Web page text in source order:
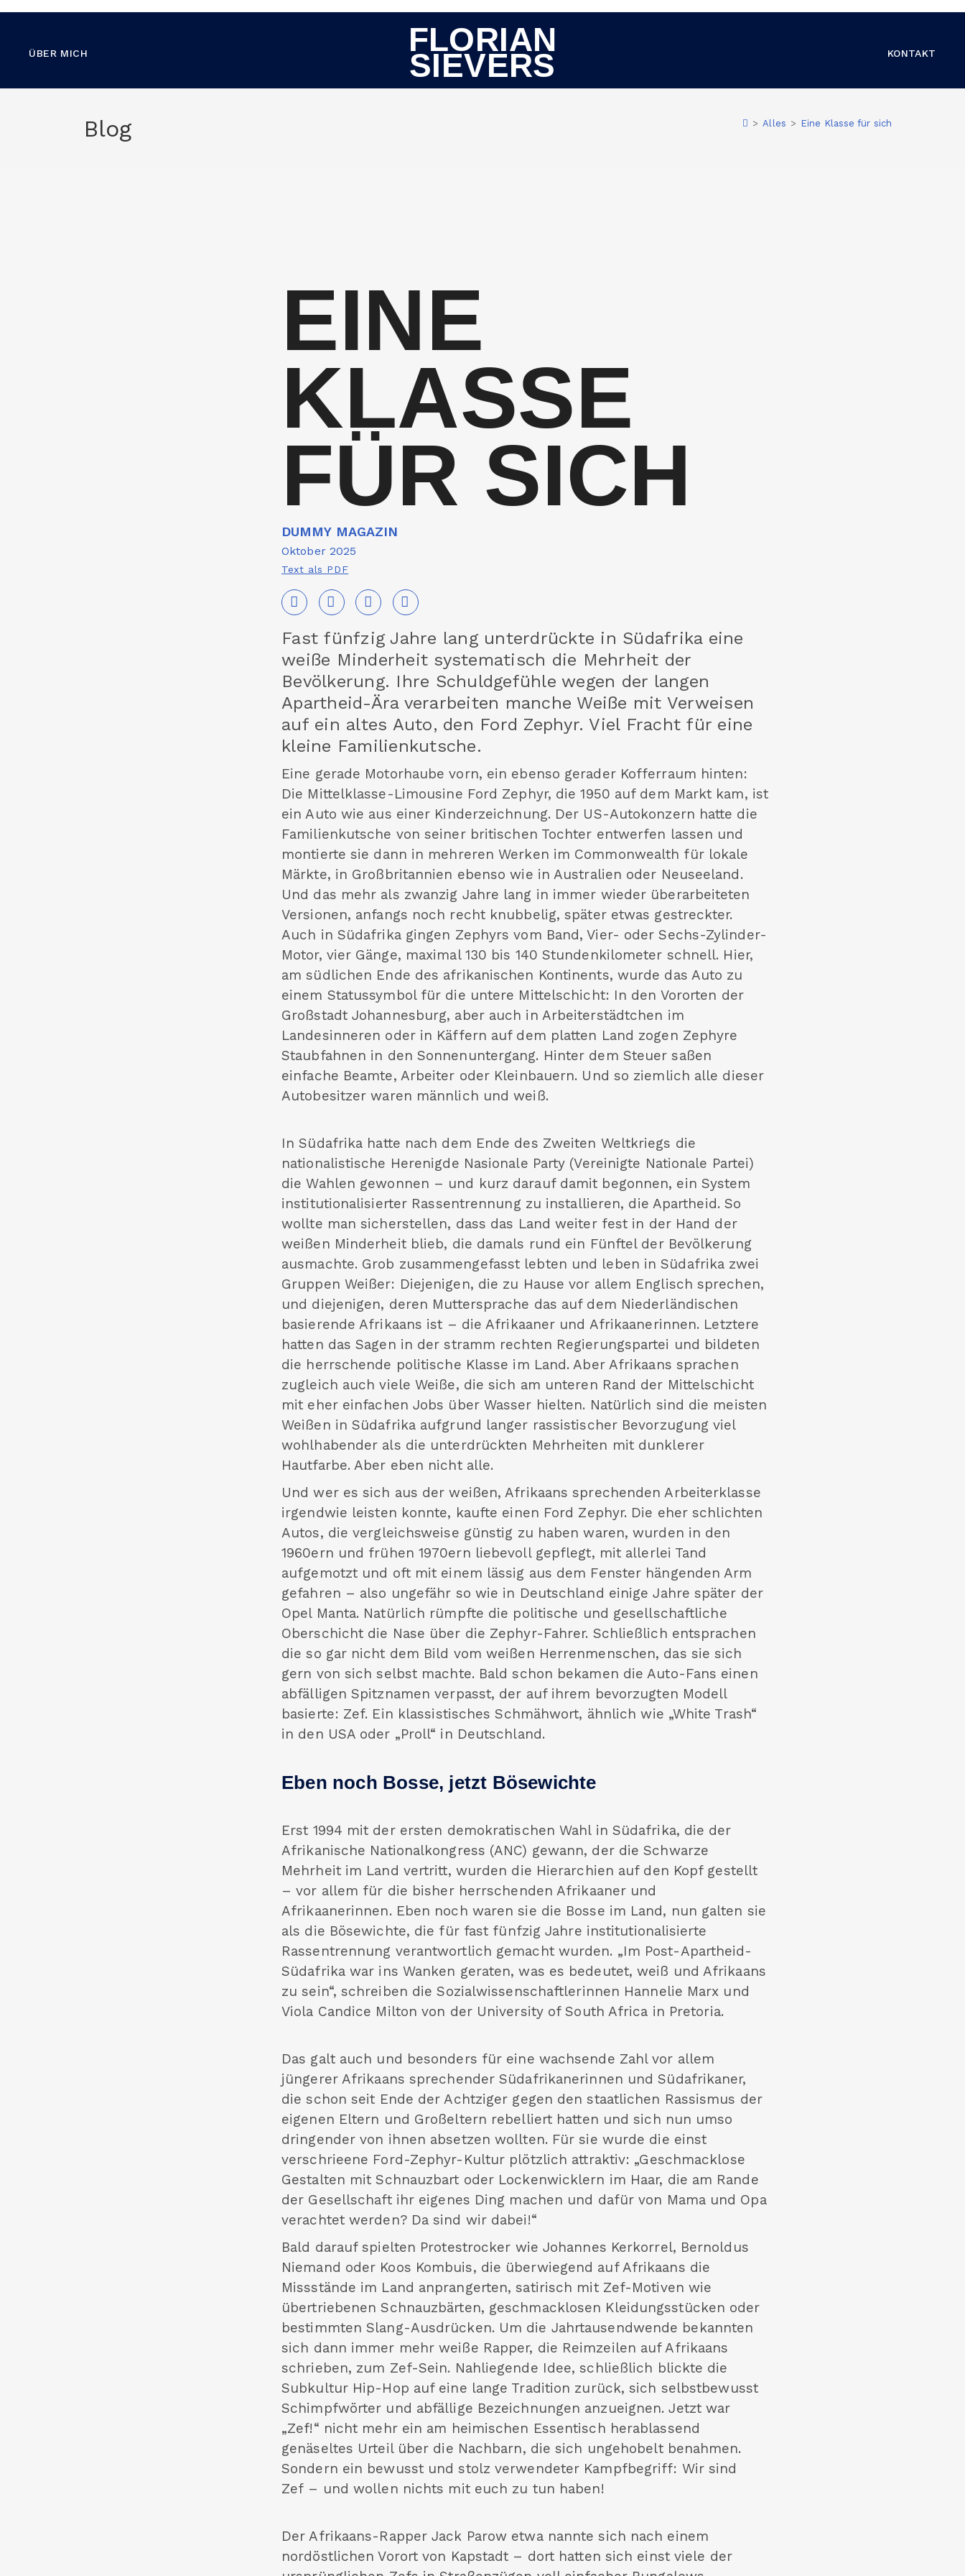
ÜBER MICH FLORIAN
SIEVERS KONTAKT
Blog > Alles > Eine Klasse für sich
EINE
KLASSE
FÜR SICH
DUMMY MAGAZIN
Oktober 2025
Text als PDF
Fast fünfzig Jahre lang unterdrückte in Südafrika eine
weiße Minderheit systematisch die Mehrheit der
Bevölkerung. Ihre Schuldgefühle wegen der langen
Apartheid-Ära verarbeiten manche Weiße mit Verweisen
auf ein altes Auto, den Ford Zephyr. Viel Fracht für eine
kleine Familienkutsche.
Eine gerade Motorhaube vorn, ein ebenso gerader Kofferraum hinten:
Die Mittelklasse-Limousine Ford Zephyr, die 1950 auf dem Markt kam, ist
ein Auto wie aus einer Kinderzeichnung. Der US-Autokonzern hatte die
Familienkutsche von seiner britischen Tochter entwerfen lassen und
montierte sie dann in mehreren Werken im Commonwealth für lokale
Märkte, in Großbritannien ebenso wie in Australien oder Neuseeland.
Und das mehr als zwanzig Jahre lang in immer wieder überarbeiteten
Versionen, anfangs noch recht knubbelig, später etwas gestreckter.
Auch in Südafrika gingen Zephyrs vom Band, Vier- oder Sechs-Zylinder-
Motor, vier Gänge, maximal 130 bis 140 Stundenkilometer schnell. Hier,
am südlichen Ende des afrikanischen Kontinents, wurde das Auto zu
einem Statussymbol für die untere Mittelschicht: In den Vororten der
Großstadt Johannesburg, aber auch in Arbeiterstädtchen im
Landesinneren oder in Käffern auf dem platten Land zogen Zephyre
Staubfahnen in den Sonnenuntergang. Hinter dem Steuer saßen
einfache Beamte, Arbeiter oder Kleinbauern. Und so ziemlich alle dieser
Autobesitzer waren männlich und weiß.
In Südafrika hatte nach dem Ende des Zweiten Weltkriegs die
nationalistische Herenigde Nasionale Party (Vereinigte Nationale Partei)
die Wahlen gewonnen – und kurz darauf damit begonnen, ein System
institutionalisierter Rassentrennung zu installieren, die Apartheid. So
wollte man sicherstellen, dass das Land weiter fest in der Hand der
weißen Minderheit blieb, die damals rund ein Fünftel der Bevölkerung
ausmachte. Grob zusammengefasst lebten und leben in Südafrika zwei
Gruppen Weißer: Diejenigen, die zu Hause vor allem Englisch sprechen,
und diejenigen, deren Muttersprache das auf dem Niederländischen
basierende Afrikaans ist – die Afrikaaner und Afrikaanerinnen. Letztere
hatten das Sagen in der stramm rechten Regierungspartei und bildeten
die herrschende politische Klasse im Land. Aber Afrikaans sprachen
zugleich auch viele Weiße, die sich am unteren Rand der Mittelschicht
mit eher einfachen Jobs über Wasser hielten. Natürlich sind die meisten
Weißen in Südafrika aufgrund langer rassistischer Bevorzugung viel
wohlhabender als die unterdrückten Mehrheiten mit dunklerer
Hautfarbe. Aber eben nicht alle.
Und wer es sich aus der weißen, Afrikaans sprechenden Arbeiterklasse
irgendwie leisten konnte, kaufte einen Ford Zephyr. Die eher schlichten
Autos, die vergleichsweise günstig zu haben waren, wurden in den
1960ern und frühen 1970ern liebevoll gepflegt, mit allerlei Tand
aufgemotzt und oft mit einem lässig aus dem Fenster hängenden Arm
gefahren – also ungefähr so wie in Deutschland einige Jahre später der
Opel Manta. Natürlich rümpfte die politische und gesellschaftliche
Oberschicht die Nase über die Zephyr-Fahrer. Schließlich entsprachen
die so gar nicht dem Bild vom weißen Herrenmenschen, das sie sich
gern von sich selbst machte. Bald schon bekamen die Auto-Fans einen
abfälligen Spitznamen verpasst, der auf ihrem bevorzugten Modell
basierte: Zef. Ein klassistisches Schmähwort, ähnlich wie „White Trash“
in den USA oder „Proll“ in Deutschland.
Eben noch Bosse, jetzt Bösewichte
Erst 1994 mit der ersten demokratischen Wahl in Südafrika, die der
Afrikanische Nationalkongress (ANC) gewann, der die Schwarze
Mehrheit im Land vertritt, wurden die Hierarchien auf den Kopf gestellt
– vor allem für die bisher herrschenden Afrikaaner und
Afrikaanerinnen. Eben noch waren sie die Bosse im Land, nun galten sie
als die Bösewichte, die für fast fünfzig Jahre institutionalisierte
Rassentrennung verantwortlich gemacht wurden. „Im Post-Apartheid-
Südafrika war ins Wanken geraten, was es bedeutet, weiß und Afrikaans
zu sein“, schreiben die Sozialwissenschaftlerinnen Hannelie Marx und
Viola Candice Milton von der University of South Africa in Pretoria.
Das galt auch und besonders für eine wachsende Zahl vor allem
jüngerer Afrikaans sprechender Südafrikanerinnen und Südafrikaner,
die schon seit Ende der Achtziger gegen den staatlichen Rassismus der
eigenen Eltern und Großeltern rebelliert hatten und sich nun umso
dringender von ihnen absetzen wollten. Für sie wurde die einst
verschrieene Ford-Zephyr-Kultur plötzlich attraktiv: „Geschmacklose
Gestalten mit Schnauzbart oder Lockenwicklern im Haar, die am Rande
der Gesellschaft ihr eigenes Ding machen und dafür von Mama und Opa
verachtet werden? Da sind wir dabei!“
Bald darauf spielten Protestrocker wie Johannes Kerkorrel, Bernoldus
Niemand oder Koos Kombuis, die überwiegend auf Afrikaans die
Missstände im Land anprangerten, satirisch mit Zef-Motiven wie
übertriebenen Schnauzbärten, geschmacklosen Kleidungsstücken oder
bestimmten Slang-Ausdrücken. Um die Jahrtausendwende bekannten
sich dann immer mehr weiße Rapper, die Reimzeilen auf Afrikaans
schrieben, zum Zef-Sein. Nahliegende Idee, schließlich blickte die
Subkultur Hip-Hop auf eine lange Tradition zurück, sich selbstbewusst
Schimpfwörter und abfällige Bezeichnungen anzueignen. Jetzt war
„Zef!“ nicht mehr ein am heimischen Essentisch herablassend
genäseltes Urteil über die Nachbarn, die sich ungehobelt benahmen.
Sondern ein bewusst und stolz verwendeter Kampfbegriff: Wir sind
Zef – und wollen nichts mit euch zu tun haben!
Der Afrikaans-Rapper Jack Parow etwa nannte sich nach einem
nordöstlichen Vorort von Kapstadt – dort hatten sich einst viele der